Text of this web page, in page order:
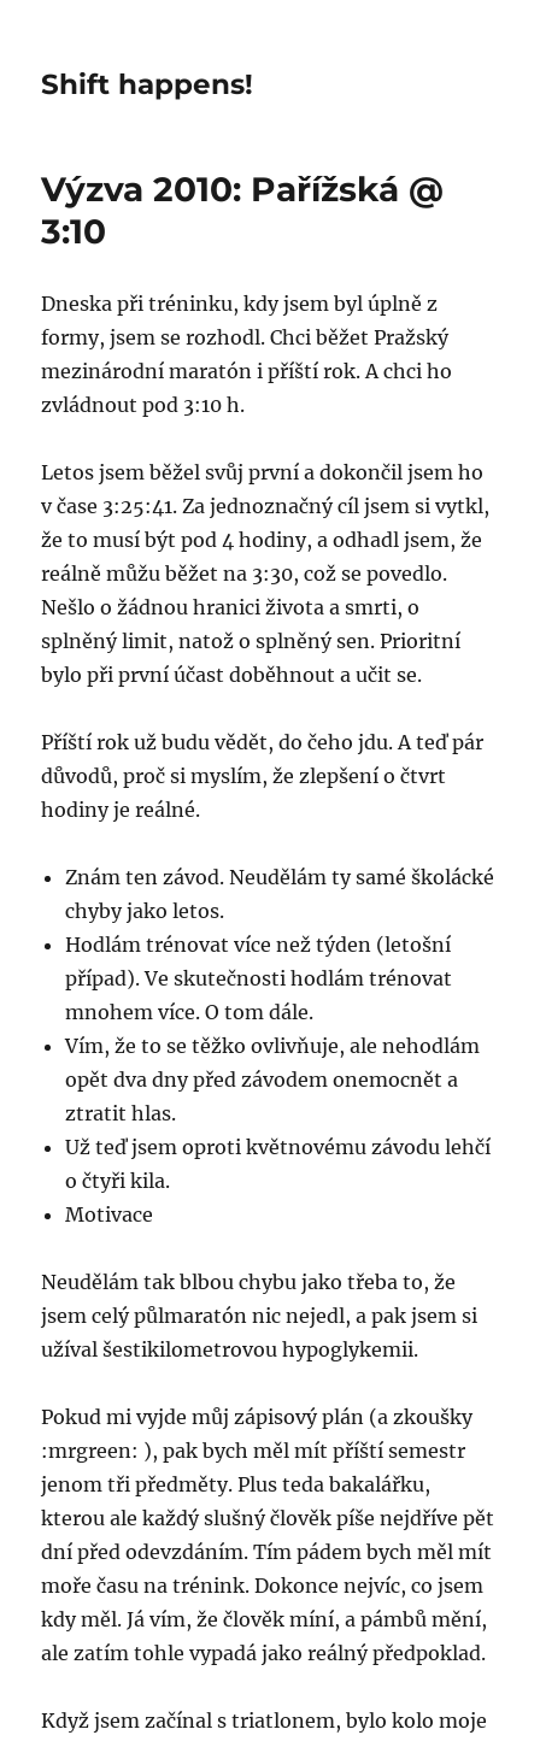
Shift happens!
Výzva 2010: Pařížská @
3:10
Dneska při tréninku, kdy jsem byl úplně z
formy, jsem se rozhodl. Chci běžet Pražský
mezinárodní maratón i příští rok. A chci ho
zvládnout pod 3:10 h.
Letos jsem běžel svůj první a dokončil jsem ho
v čase 3:25:41. Za jednoznačný cíl jsem si vytkl,
že to musí být pod 4 hodiny, a odhadl jsem, že
reálně můžu běžet na 3:30, což se povedlo.
Nešlo o žádnou hranici života a smrti, o
splněný limit, natož o splněný sen. Prioritní
bylo při první účast doběhnout a učit se.
Příští rok už budu vědět, do čeho jdu. A teď pár
důvodů, proč si myslím, že zlepšení o čtvrt
hodiny je reálné.
Znám ten závod. Neudělám ty samé školácké
chyby jako letos.
Hodlám trénovat více než týden (letošní
případ). Ve skutečnosti hodlám trénovat
mnohem více. O tom dále.
Vím, že to se těžko ovlivňuje, ale nehodlám
opět dva dny před závodem onemocnět a
ztratit hlas.
Už teď jsem oproti květnovému závodu lehčí
o čtyři kila.
Motivace
Neudělám tak blbou chybu jako třeba to, že
jsem celý půlmaratón nic nejedl, a pak jsem si
užíval šestikilometrovou hypoglykemii.
Pokud mi vyjde můj zápisový plán (a zkoušky
:mrgreen: ), pak bych měl mít příští semestr
jenom tři předměty. Plus teda bakalářku,
kterou ale každý slušný člověk píše nejdříve pět
dní před odevzdáním. Tím pádem bych měl mít
moře času na trénink. Dokonce nejvíc, co jsem
kdy měl. Já vím, že člověk míní, a pámbů mění,
ale zatím tohle vypadá jako reálný předpoklad.
Když jsem začínal s triatlonem, bylo kolo moje